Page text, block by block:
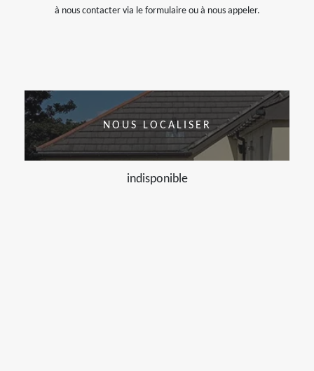
à nous contacter via le formulaire ou à nous appeler.
NOUS LOCALISER
indisponible